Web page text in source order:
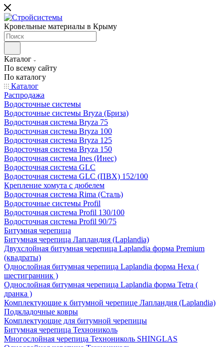
Кровельные материалы в Крыму
Каталог
По всему сайту
По каталогу
Каталог
Распродажа
Водосточные системы
Водосточные системы Bryza (Бриза)
Водосточная система Bryza 75
Водосточная система Bryza 100
Водосточная система Bryza 125
Водосточная система Bryza 150
Водосточная система Ines (Инес)
Водосточная система GLC
Водосточная система GLC (ПВХ) 152/100
Крепление хомута с дюбелем
Водосточная система Rima (Сталь)
Водосточные системы Profil
Водосточная система Profil 130/100
Водосточная система Profil 90/75
Битумная черепица
Битумная черепица Лапландия (Laplandia)
Двухслойная битумная черепица Laplandia форма Premium
(квадраты)
Однослойная битумная черепица Laplandia форма Hexa (
шестигранник )
Однослойная битумная черепица Laplandia форма Tetra (
дранка )
Комплектующие к битумной черепице Лапландия (Laplandia)
Подкладочные ковры
Комплектующие для битумной черепицы
Битумная черепица Технониколь
Многослойная черепица Технониколь SHINGLAS